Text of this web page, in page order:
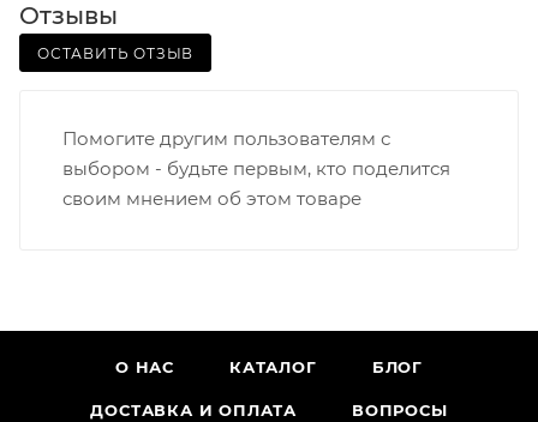
Отзывы
ОСТАВИТЬ ОТЗЫВ
Помогите другим пользователям с
выбором - будьте первым, кто поделится
своим мнением об этом товаре
О НАС КАТАЛОГ БЛОГ
ДОСТАВКА И ОПЛАТА ВОПРОСЫ